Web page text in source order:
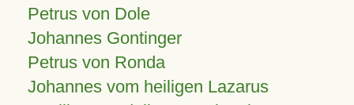
Petrus von Dole
Johannes Gontinger
Petrus von Ronda
Johannes vom heiligen Lazarus